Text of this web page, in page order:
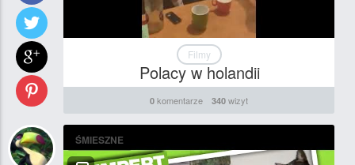
Filmy
Polacy w holandii
0 komentarze 340 wizyt
ŚMIESZNE